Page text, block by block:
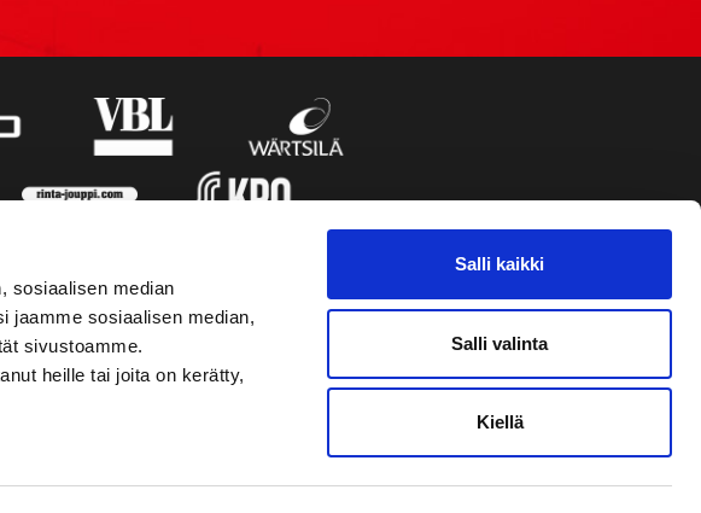
sosiaalisen median
jaamme sosiaalisen median,
sivustoamme.
heille tai joita on kerätty,
Salli kaikki
Salli valinta
Kiellä
MEDIA VAASAN SPORT UUTISKIRJE